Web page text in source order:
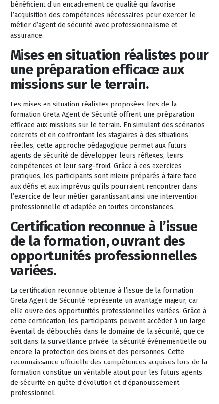
bénéficient d’un encadrement de qualité qui favorise
l’acquisition des compétences nécessaires pour exercer le
métier d’agent de sécurité avec professionnalisme et
assurance.
Mises en situation réalistes pour
une préparation efficace aux
missions sur le terrain.
Les mises en situation réalistes proposées lors de la
formation Greta Agent de Sécurité offrent une préparation
efficace aux missions sur le terrain. En simulant des scénarios
concrets et en confrontant les stagiaires à des situations
réelles, cette approche pédagogique permet aux futurs
agents de sécurité de développer leurs réflexes, leurs
compétences et leur sang-froid. Grâce à ces exercices
pratiques, les participants sont mieux préparés à faire face
aux défis et aux imprévus qu’ils pourraient rencontrer dans
l’exercice de leur métier, garantissant ainsi une intervention
professionnelle et adaptée en toutes circonstances.
Certification reconnue à l’issue
de la formation, ouvrant des
opportunités professionnelles
variées.
La certification reconnue obtenue à l’issue de la formation
Greta Agent de Sécurité représente un avantage majeur, car
elle ouvre des opportunités professionnelles variées. Grâce à
cette certification, les participants peuvent accéder à un large
éventail de débouchés dans le domaine de la sécurité, que ce
soit dans la surveillance privée, la sécurité événementielle ou
encore la protection des biens et des personnes. Cette
reconnaissance officielle des compétences acquises lors de la
formation constitue un véritable atout pour les futurs agents
de sécurité en quête d’évolution et d’épanouissement
professionnel.